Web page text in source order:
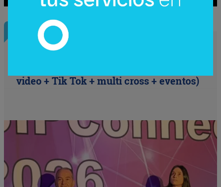
InfoNegocios Miami
video + Tik Tok + multi cross + eventos)